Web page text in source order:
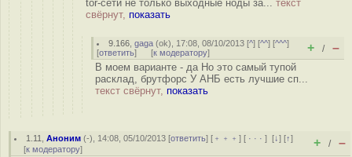
tor-сети не только выходные ноды за... текст
свёрнут, показать
9.166 ,gaga (ok), 17:08, 08/10/2013 [^] [^^] [^^^]
[ответить] [к модератору] + / –
В моем варианте - да Но это самый тупой
расклад, брутфорс У АНБ есть лучшие сп...
текст свёрнут, показать
1.11 ,Аноним (-), 14:08, 05/10/2013 [ответить] [ ﹢﹢﹢] [ · · ·][↓] [↑]
[к модератору] + / –